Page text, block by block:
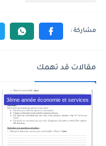
مقالات قد تهمك
3ème année économie et services